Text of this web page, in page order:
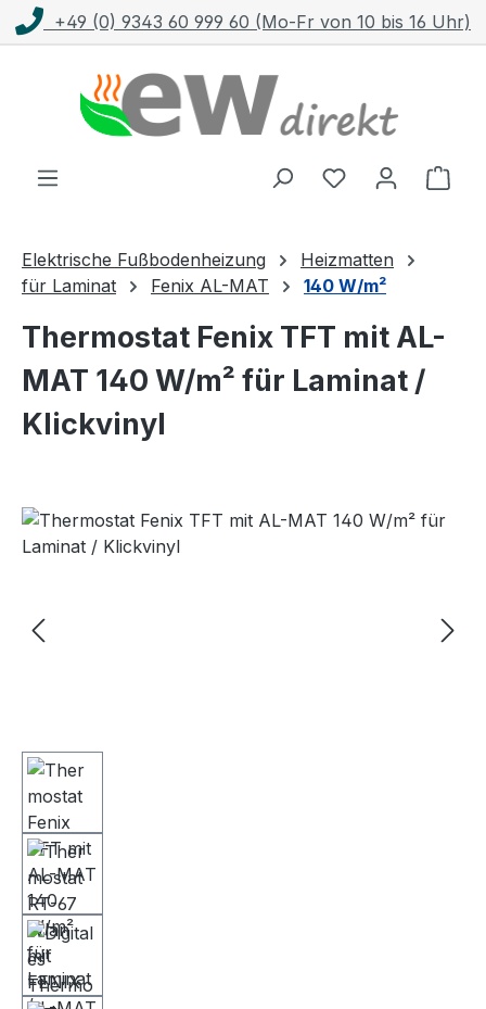
Zum Hauptinhalt springen
(0) 9343 60 999 60 (Mo-Fr von 10 bis 16 Uhr)
Elektrische Fußbodenheizung
Heizmatten
für Laminat
Fenix AL-MAT 140 W/m²
Thermostat Fenix TFT mit AL-
MAT 140 W/m² für Laminat /
Klickvinyl
Bildergalerie überspringen